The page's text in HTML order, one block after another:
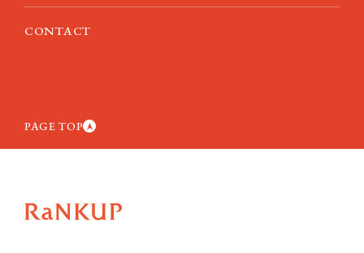
CONTACT
PAGE TOP